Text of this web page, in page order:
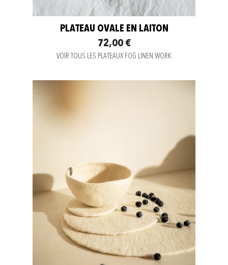
PLATEAU OVALE EN LAITON
72,00 €
VOIR TOUS LES PLATEAUX FOG LINEN WORK